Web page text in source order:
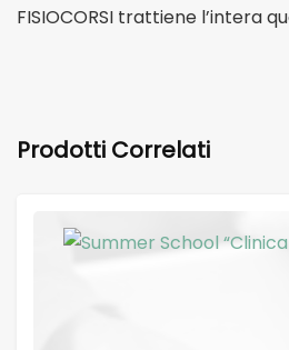
FISIOCORSI trattiene l’intera
Prodotti Correlati